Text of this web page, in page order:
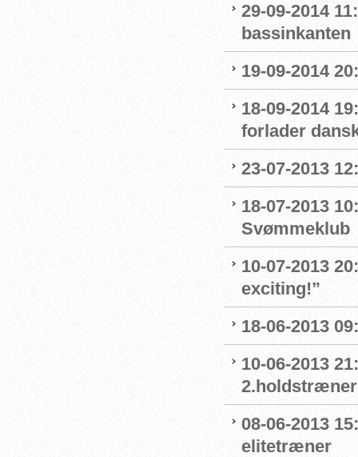
29-09-2014
bassinkanten
19-09-2014
18-09-2014
forlader
23-07-2013
18-07-2013
Svømmeklub
10-07-2013
exciting!”
18-06-2013
10-06-2013
08-06-2013
elitetræner